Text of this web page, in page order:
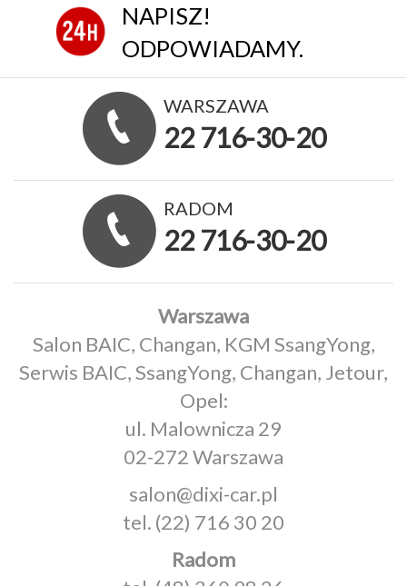
NAPISZ!
ODPOWIADAMY.
WARSZAWA
22 716-30-20
RADOM
22 716-30-20
Warszawa
Salon BAIC, Changan, KGM SsangYong,
Serwis BAIC, SsangYong, Changan, Jetour,
Opel:
ul. Malownicza 29
02-272 Warszawa
salon@dixi-car.pl
tel. (22) 716 30 20
Radom